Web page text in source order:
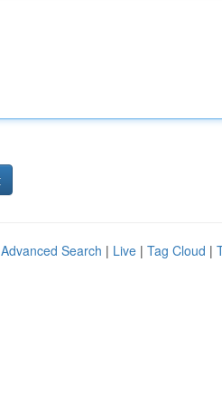
Advanced Search | Live | Tag Cloud |